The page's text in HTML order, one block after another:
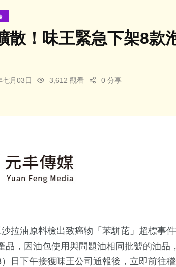
散！味王緊急下架8
七月03日 3,612 觀看 0 分享
拉油原料檢出致癌物「苯駢芘」超標事
，因油包使用與問題油相同批號的油品
日下午接獲味王公司通報後，立即前往